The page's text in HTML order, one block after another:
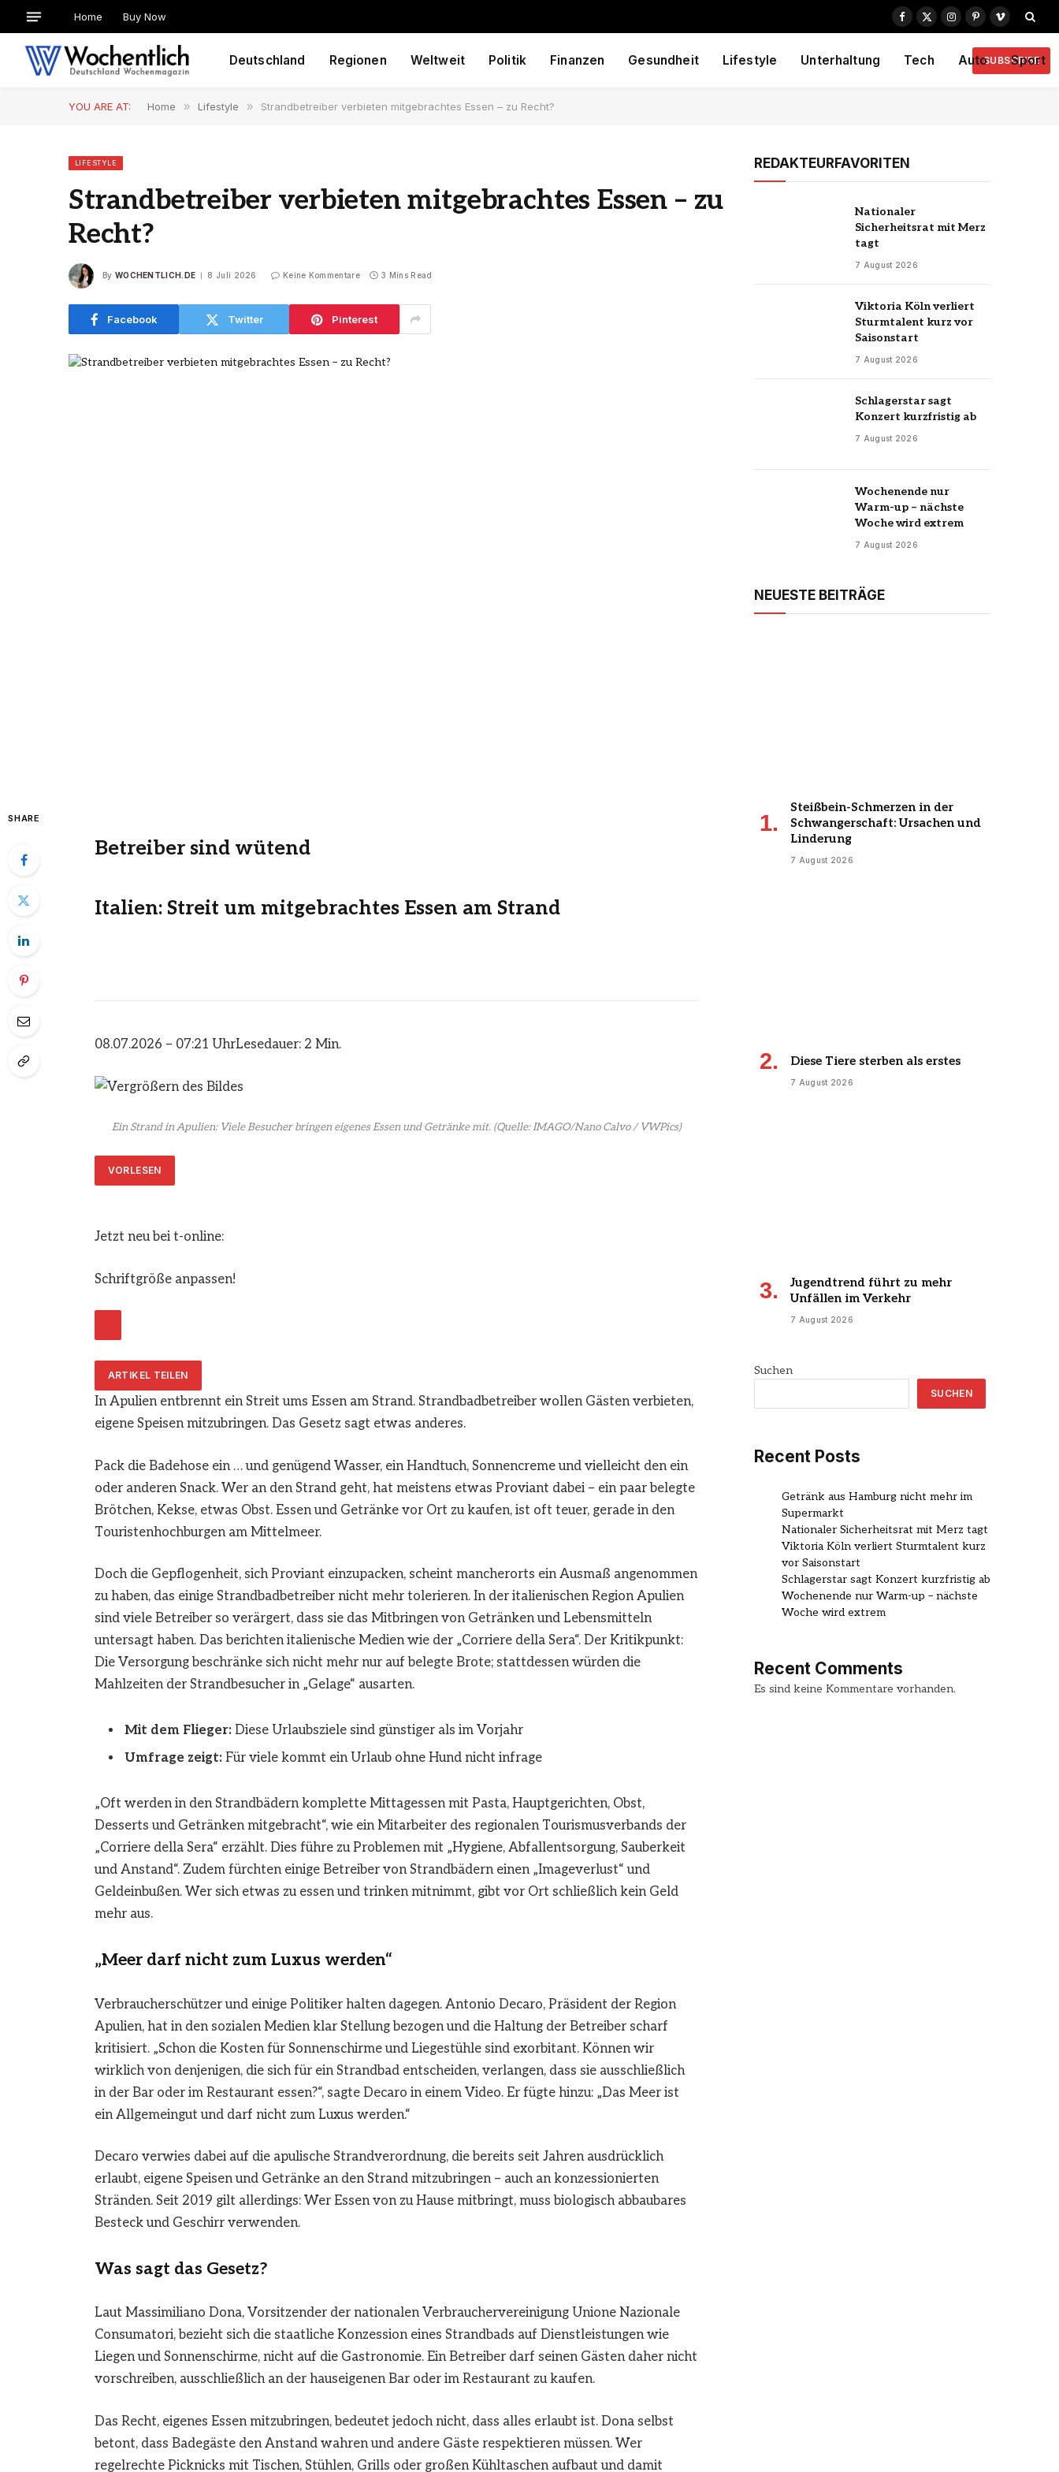
Home Buy Now
Facebook
X
Instagram
PinterestVimeo
Deutschland Regionen Weltweit Politik Finanzen Gesundheit Lifestyle Unterhaltung Tech Auto Sport
SUBSCRIBE
YOU ARE AT: Home » Lifestyle » Strandbetreiber verbieten mitgebrachtes Essen – zu Recht?
LIFESTYLE
Strandbetreiber verbieten mitgebrachtes Essen – zu
Recht?
By WOCHENTLICH.DE 8 Juli 2026 Keine Kommentare 3 Mins Read
Facebook Twitter Pinterest
SHARE
Betreiber sind wütend
Italien: Streit um mitgebrachtes Essen am Strand
08.07.2026 – 07:21 UhrLesedauer: 2 Min.
Ein Strand in Apulien: Viele Besucher bringen eigenes Essen und Getränke mit.(Quelle: IMAGO/Nano Calvo / VWPics)
VORLESEN
Jetzt neu bei t-online:
Schriftgröße anpassen!
ARTIKEL TEILEN
In Apulien entbrennt ein Streit ums Essen am Strand. Strandbadbetreiber wollen Gästen verbieten,
eigene Speisen mitzubringen. Das Gesetz sagt etwas anderes.
Pack die Badehose ein … und genügend Wasser, ein Handtuch, Sonnencremeund vielleicht den ein
oder anderen Snack. Wer an den Strand geht, hat meistens etwas Proviant dabei – ein paar belegte
Brötchen, Kekse, etwas Obst. Essen und Getränke vor Ort zu kaufen, ist oft teuer, gerade in den
Touristenhochburgen am Mittelmeer.
Doch die Gepflogenheit, sich Proviant einzupacken, scheint mancherorts ein Ausmaß angenommen
zu haben, das einige Strandbadbetreiber nicht mehr tolerieren. In der italienischen Region Apulien
sind viele Betreiber so verärgert, dass sie das Mitbringen von Getränken und Lebensmitteln
untersagt haben. Das berichten italienische Medien wie der „Corriere della Sera“. Der Kritikpunkt:
Die Versorgung beschränke sich nicht mehr nur auf belegte Brote; stattdessen würden die
Mahlzeiten der Strandbesucher in „Gelage“ ausarten.
Mit dem Flieger: Diese Urlaubsziele sind günstiger als im Vorjahr
Umfrage zeigt: Für viele kommt ein Urlaub ohne Hund nicht infrage
„Oft werden in den Strandbädern komplette Mittagessen mit Pasta, Hauptgerichten, Obst,
Desserts und Getränken mitgebracht“, wie ein Mitarbeiter des regionalen Tourismusverbands der
„Corriere della Sera“ erzählt. Dies führe zu Problemen mit „Hygiene, Abfallentsorgung, Sauberkeit
und Anstand“. Zudem fürchten einige Betreiber von Strandbädern einen „Imageverlust“ und
Geldeinbußen. Wer sich etwas zu essen und trinken mitnimmt, gibt vor Ort schließlich kein Geld
mehr aus.
„Meer darf nicht zum Luxus werden“
Verbraucherschützer und einige Politiker halten dagegen. Antonio Decaro, Präsident der Region
Apulien, hat in den sozialen Medien klar Stellung bezogen und die Haltung der Betreiber scharf
kritisiert. „Schon die Kosten für Sonnenschirme und Liegestühle sind exorbitant. Können wir
wirklich von denjenigen, die sich für ein Strandbad entscheiden, verlangen, dass sie ausschließlich
in der Bar oder im Restaurant essen?“, sagte Decaro in einem Video. Er fügte hinzu: „Das Meer ist
ein Allgemeingut und darf nicht zum Luxus werden.“
Decaro verwies dabei auf die apulische Strandverordnung, die bereits seit Jahren ausdrücklich
erlaubt, eigene Speisen und Getränke an den Strand mitzubringen – auch an konzessionierten
Stränden. Seit 2019 gilt allerdings: Wer Essen von zu Hause mitbringt, muss biologisch abbaubares
Besteck und Geschirr verwenden.
Was sagt das Gesetz?
Laut Massimiliano Dona, Vorsitzender der nationalen Verbrauchervereinigung Unione Nazionale
Consumatori, bezieht sich die staatliche Konzession eines Strandbads auf Dienstleistungen wie
Liegen und Sonnenschirme, nicht auf die Gastronomie. Ein Betreiber darf seinen Gästen daher nicht
vorschreiben, ausschließlich an der hauseigenen Bar oder im Restaurant zu kaufen.
Das Recht, eigenes Essen mitzubringen, bedeutet jedoch nicht, dass alles erlaubt ist. Dona selbst
betont, dass Badegäste den Anstand wahren und andere Gäste respektieren müssen. Wer
regelrechte Picknicks mit Tischen, Stühlen, Grills oder großen Kühltaschen aufbaut und damit
REDAKTEURFAVORITEN
Nationaler
Sicherheitsrat mit Merz
tagt
7 August 2026
Viktoria Köln verliert
Sturmtalent kurz vor
Saisonstart
7 August 2026
Schlagerstar sagt
Konzert kurzfristig ab
7 August 2026
Wochenende nur
Warm-up – nächste
Woche wird extrem
7 August 2026
NEUESTE BEITRÄGE
Steißbein-Schmerzen in der
Schwangerschaft: Ursachen und
Linderung
7 August 2026
Diese Tiere sterben als erstes
7 August 2026
Jugendtrend führt zu mehr
Unfällen im Verkehr
7 August 2026
Suchen
SUCHEN
Recent Posts
Getränk aus Hamburg nicht mehr im
Supermarkt
Nationaler Sicherheitsrat mit Merz tagt
Viktoria Köln verliert Sturmtalent kurz
vor Saisonstart
Schlagerstar sagt Konzert kurzfristig ab
Wochenende nur Warm-up – nächste
Woche wird extrem
Recent Comments
Es sind keine Kommentare vorhanden.